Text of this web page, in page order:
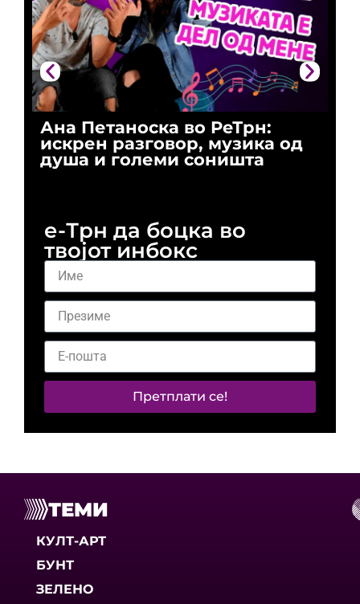
Ана Петаноска во РеТрн:
искрен разговор, музика од
душа и големи соништа
е-Трн да боцка во
твојот инбокс
Претплати се!
ТЕМИ
КУЛТ-АРТ
БУНТ
ЗЕЛЕНО